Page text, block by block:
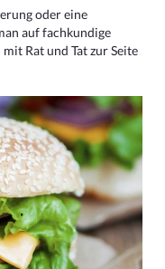
oder eine
auf fachkundige
Rat und Tat zur Seite